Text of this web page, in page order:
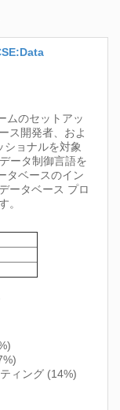
ムのセットアッ
ス開発者、およ
ショナルを対象
ータ制御言語を
タベースのイン
ータベース プロ
。
ィング (14%)